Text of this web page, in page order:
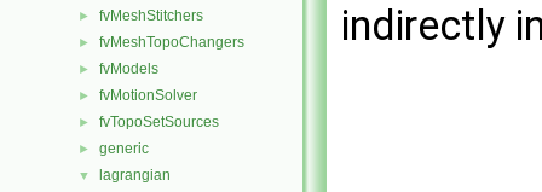
► fvMeshStitchers
► fvMeshTopoChangers
► fvModels
► fvMotionSolver
► fvTopoSetSources
► generic
▼ lagrangian
indirectly